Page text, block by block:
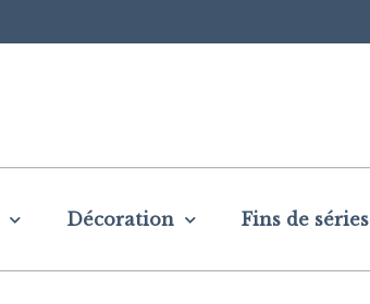
Décoration Fins de séries